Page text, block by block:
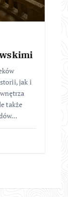
jak i
także